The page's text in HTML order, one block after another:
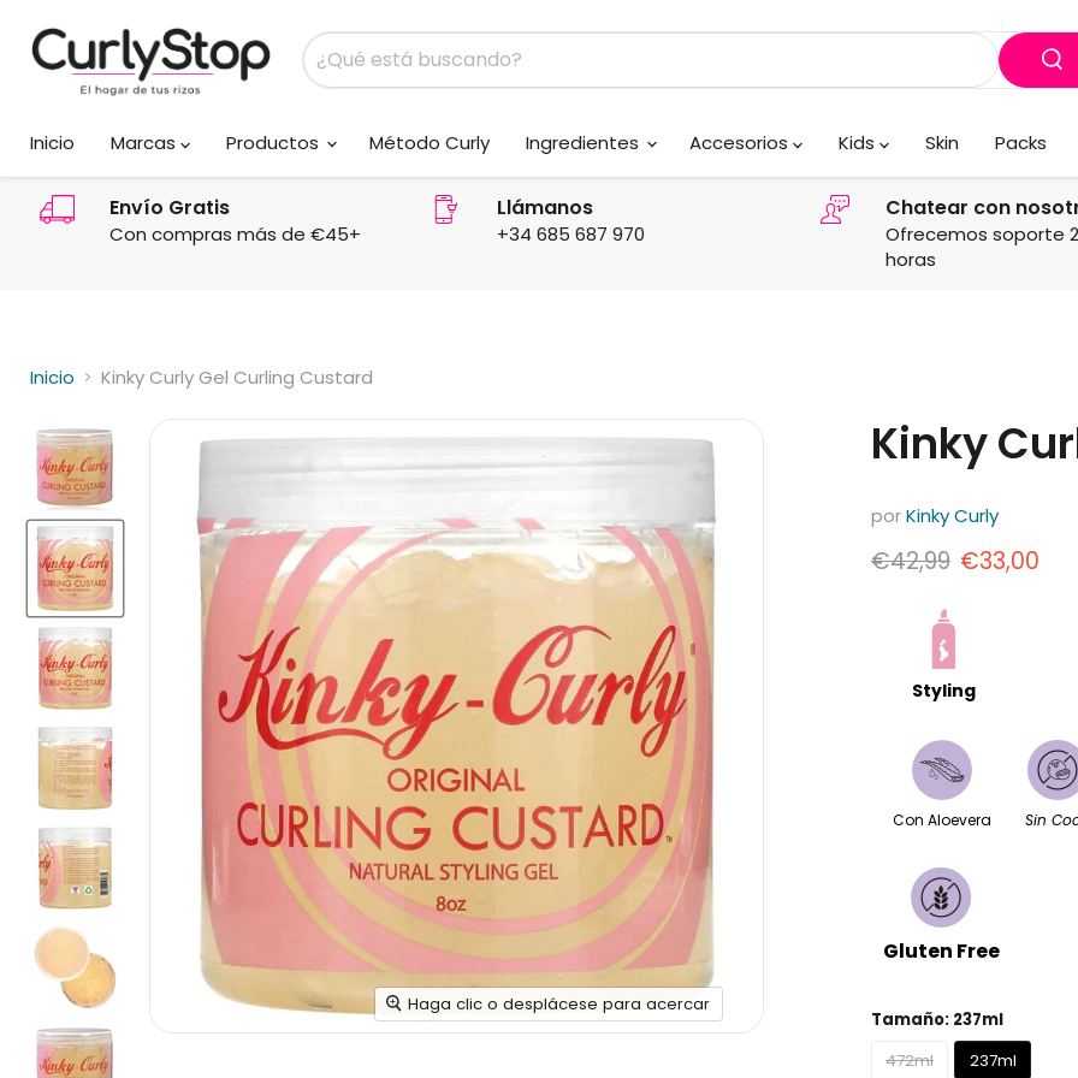
Inicio
Marcas Productos Método Curly Ingredientes Accesorios Kids Skin Packs
Envío Gratis
Con compras más de €45+
Llámanos
+34 685 687 970
Chatear con
Ofrecemos soporte
horas
Inicio Kinky Curly Gel Curling Custard
Haga clic o desplácese para acercar
Kinky
porKinky Curly
Precio original
€42,99 Precio
€33,00
Styling
Con Aloevera Sin
Gluten Free
Tamaño: 237ml
472ml
237ml